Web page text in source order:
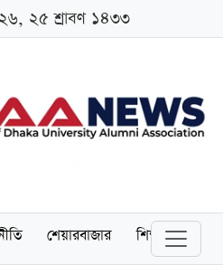
২৫ শ্রাবণ ১৪৩৩
শেয়ারবাজার শিক্ষা